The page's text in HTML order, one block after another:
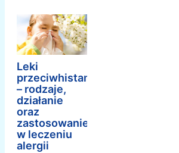
Leki
przeciwhistaminowe
– rodzaje,
działanie
oraz
zastosowanie
w leczeniu
alergii